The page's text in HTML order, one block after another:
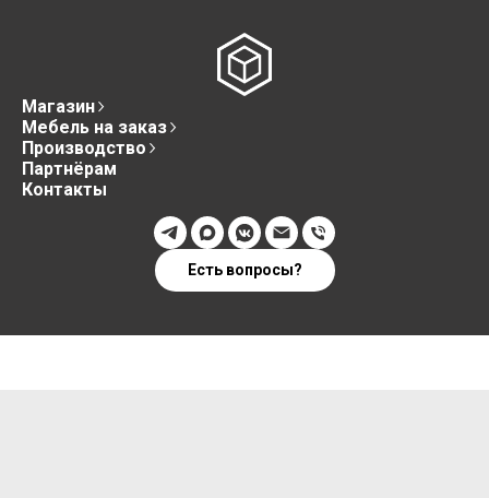
Магазин
Мебель на заказ
Производство
Партнёрам
Контакты
Есть вопросы?